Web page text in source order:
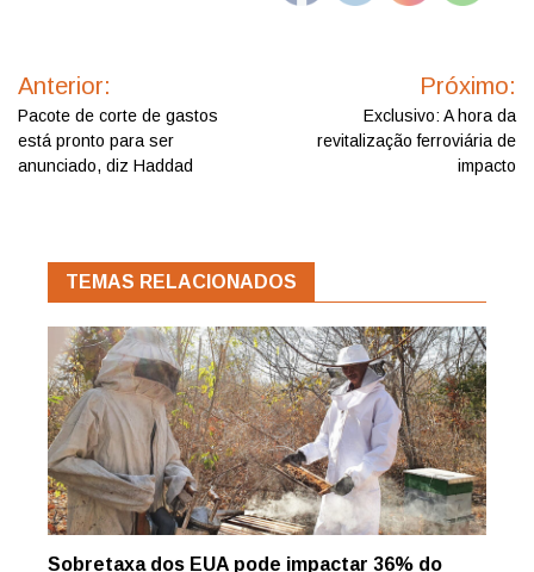
de
Anterior:
Pacote de corte de gastos
está pronto para ser
anunciado, diz Haddad
Próximo:
Exclusivo: A hora da
revitalização ferroviária de
impacto
TEMAS RELACIONADOS
Sobretaxa dos EUA pode impactar 36% do